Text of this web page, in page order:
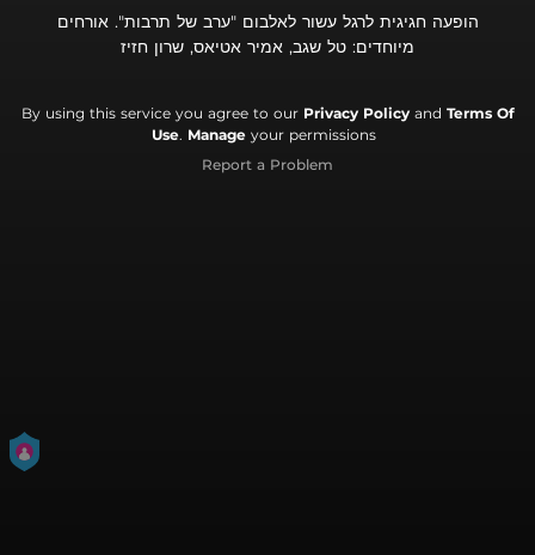
הופעה חגיגית לרגל עשור לאלבום "ערב של תרבות". אורחים
מיוחדים: טל שגב, אמיר אטיאס, שרון חזיז
By using this service you agree to our Privacy Policyand Terms Of
Use. Manage your permissions
Report a Problem